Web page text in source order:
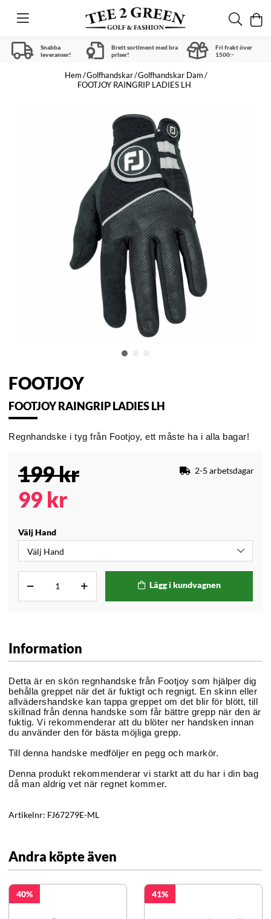
Snabba
leveranser!
Brett sortiment med bra
priser!
Fri frakt över
1500:-
Hem Golfhandskar Golfhandskar Dam
FOOTJOY RAINGRIP LADIES LH
FOOTJOY
FOOTJOY RAINGRIP LADIES LH
Regnhandske i tyg från Footjoy, ett måste ha i alla bagar!
199kr
99 kr
2-5 arbetsdagar
Välj Hand
Lägg i kundvagnen
Information
Detta är en skön regnhandske från Footjoy som hjälper dig
behålla greppet när det är fuktigt och regnigt. En skinn eller
allvädershandske kan tappa greppet om det blir för blött, till
skillnad från denna handske som får bättre grepp när den är
fuktig. Vi rekommenderar att du blöter ner handsken innan
du använder den för bästa möjliga grepp.
Till denna handske medföljer en pegg och markör.
Denna produkt rekommenderar vi starkt att du har i din bag
då man aldrig vet när regnet kommer.
Artikelnr: FJ67279E-ML
Andra köpte även
40 41